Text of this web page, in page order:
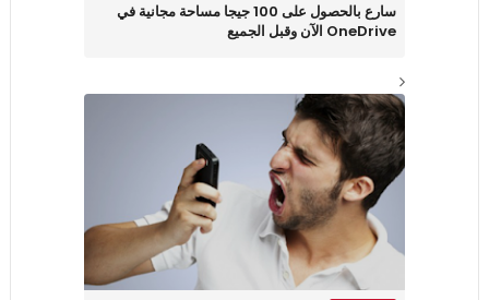
سارع بالحصول على 100 جيجا مساحة مجانية في
OneDrive الآن وقبل الجميع